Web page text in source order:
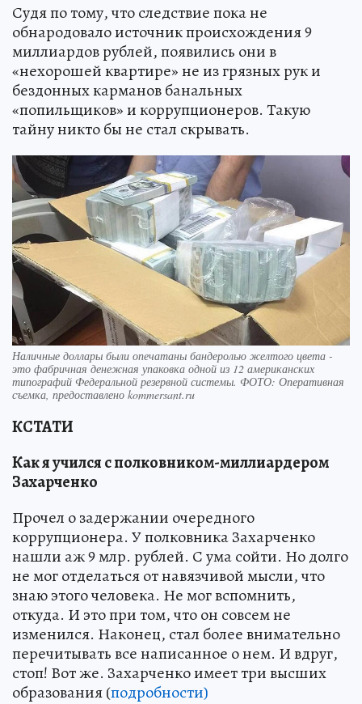
Судя по тому, что следствие пока не
обнародовало источник происхождения 9
миллиардов рублей, появились они в
«нехорошей квартире» не из грязных рук и
бездонных карманов банальных
«попильщиков» и коррупционеров. Такую
тайну никто бы не стал скрывать.
Наличные доллары были опечатаны бандеролью желтого цвета -
это фабричная денежная упаковка одной из 12 американских
типографий Федеральной резервной системы. ФОТО: Оперативная
съемка, предоставлено kommersant.ru
КСТАТИ
Как я учился с полковником-миллиардером
Захарченко
Прочел о задержании очередного
коррупционера. У полковника Захарченко
нашли аж 9 млр. рублей. С ума сойти. Но долго
не мог отделаться от навязчивой мысли, что
знаю этого человека. Не мог вспомнить,
откуда. И это при том, что он совсем не
изменился. Наконец, стал более внимательно
перечитывать все написанное о нем. И вдруг,
стоп! Вот же. Захарченко имеет три высших
образования (подробности)